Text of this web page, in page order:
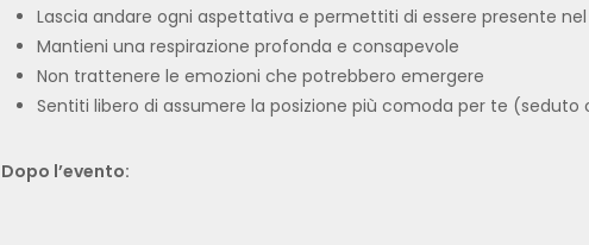
Lascia andare ogni aspettativa e permettiti di essere presente
Mantieni una respirazione profonda e consapevole
Non trattenere le emozioni che potrebbero emergere
Sentiti libero di assumere la posizione più comoda per te (seduto
Dopo l’evento: